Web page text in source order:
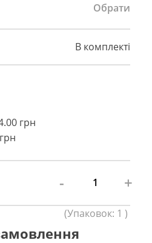
Обрати
В комплекті
грн
- +
(Упаковок: 1 )